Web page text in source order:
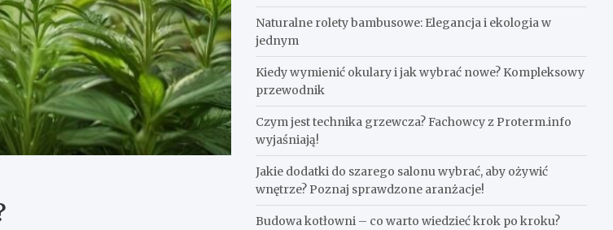
Naturalne rolety bambusowe: Elegancja i ekologia w
jednym
Kiedy wymienić okulary i jak wybrać nowe? Kompleksowy
przewodnik
Czym jest technika grzewcza? Fachowcy z Proterm.info
wyjaśniają!
Jakie dodatki do szarego salonu wybrać, aby ożywić
wnętrze? Poznaj sprawdzone aranżacje!
Budowa kotłowni – co warto wiedzieć krok po kroku?